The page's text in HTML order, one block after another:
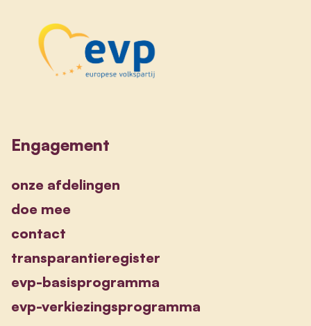
Engagement
onze afdelingen
doe mee
contact
transparantieregister
evp-basisprogramma
evp-verkiezingsprogramma